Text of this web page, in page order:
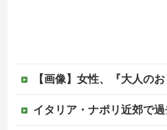
【画像】女性、『大人のおもちゃ』を
イタリア・ナポリ近郊で過去40年で最大